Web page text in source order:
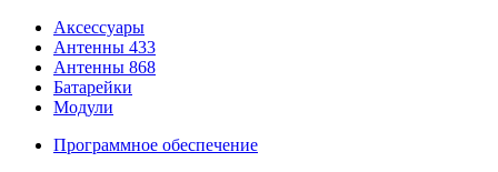
Аксессуары
Антенны 433
Антенны 868
Батарейки
Модули
Программное обеспечение